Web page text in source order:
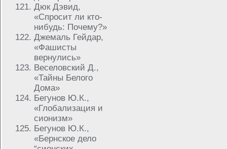
Дюк Дэвид,
«Спросит ли кто-
нибудь: Почему?»
Джемаль Гейдар,
«Фашисты
вернулись»
Веселовский Д.,
«Тайны Белого
Дома»
Бегунов Ю.К.,
«Глобализация и
сионизм»
Бегунов Ю.К.,
«Бернское дело